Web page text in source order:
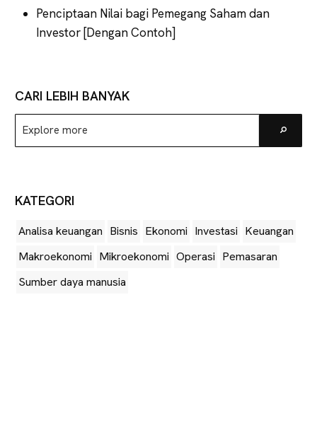
Penciptaan Nilai bagi Pemegang Saham dan
Investor [Dengan Contoh]
CARI LEBIH BANYAK
Explore
more
KATEGORI
Analisa keuangan Bisnis Ekonomi Investasi Keuangan
Makroekonomi Mikroekonomi Operasi Pemasaran
Sumber daya manusia